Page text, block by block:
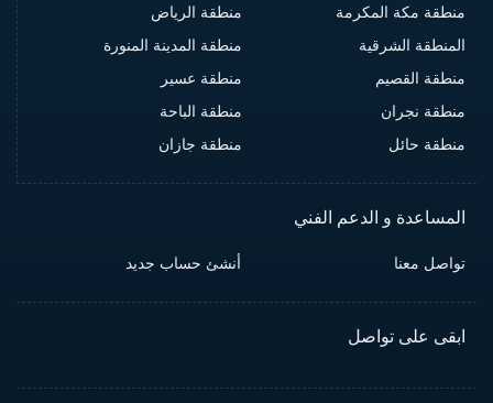
منطقة مكة المكرمة
منطقة الرياض
المنطقة الشرقية
منطقة المدينة المنورة
منطقة القصيم
منطقة عسير
منطقة نجران
منطقة الباحة
منطقة حائل
منطقة جازان
المساعدة و الدعم الفني
تواصل معنا أنشئ حساب جديد
ابقى على تواصل